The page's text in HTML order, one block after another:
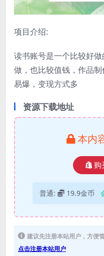
项目介绍:
读书账号是一个比较好
做，也比较值钱，作品
易爆，变现方式多
资源下载地址
本内
购
普通: 19.9金币
建议先注册本站用户，方便
点击注册本站用户